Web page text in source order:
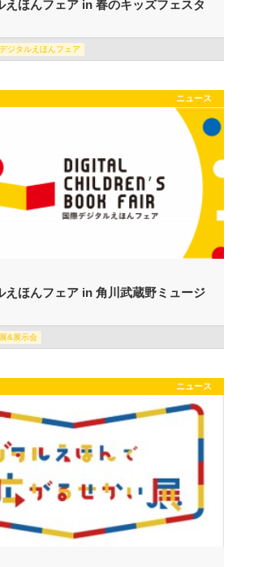
えほんフェア in 春のキッズフェスタ
ジタルえほんフェア
ニュース
えほんフェア in 角川武蔵野ミュージ
&展示会
ニュース